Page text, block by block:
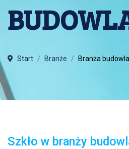
Start Branże Branża
Szkło w branży